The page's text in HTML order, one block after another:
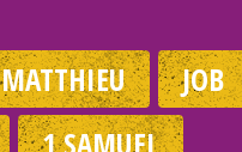
MATTHIEU JOB
1 SAMUEL